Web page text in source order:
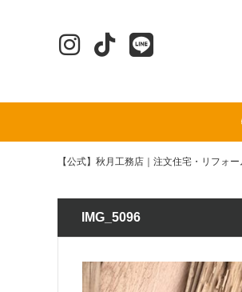
【公式】秋月工務店｜注文住宅・リフォ
IMG_5096